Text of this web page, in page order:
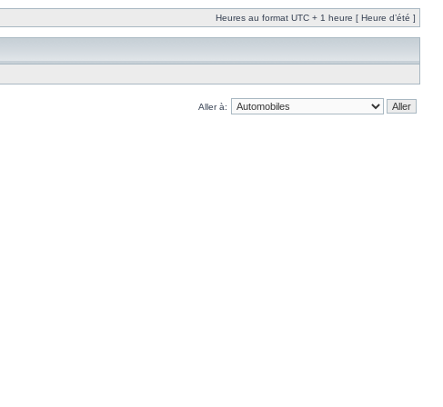
Heures au format UTC + 1 heure [ Heure d’été ]
Aller à: